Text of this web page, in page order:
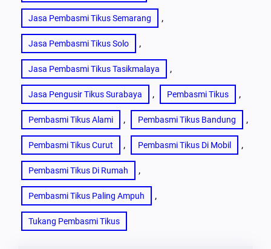
Jasa Pembasmi Tikus Semarang ,
Jasa Pembasmi Tikus Solo ,
Jasa Pembasmi Tikus Tasikmalaya ,
Jasa Pengusir Tikus Surabaya , Pembasmi Tikus ,
Pembasmi Tikus Alami , Pembasmi Tikus Bandung ,
Pembasmi Tikus Curut , Pembasmi Tikus Di Mobil ,
Pembasmi Tikus Di Rumah ,
Pembasmi Tikus Paling Ampuh ,
Tukang Pembasmi Tikus